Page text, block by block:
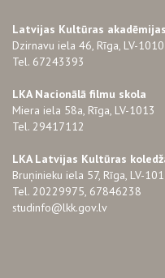
Latvijas Kultūras
Dzirnavu iela 46, Rīga, LV-1010
Tel. 67243393
LKA Nacionālā filmu skola
Miera iela 58a, Rīga, LV-1013
Tel. 29417112
LKA Latvijas Kultūras
Bruņinieku iela 57, Rīga, LV-
Tel. 20229975, 67846238
studinfo@lkk.gov.lv